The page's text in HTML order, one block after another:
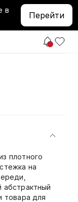
в
Перейти
плотного
на
абстрактный
товара для